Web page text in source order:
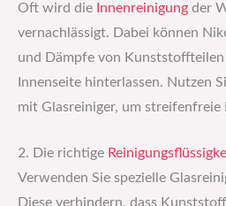
Oft wird die Innenreinigung der
vernachlässigt. Dabei können
und Dämpfe von
Innenseite hinterlassen. Nutzen
mit Glasreiniger, um streifenfreie
2. Die richtige
Verwenden Sie spezielle
Diese verhindern, dass